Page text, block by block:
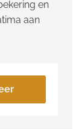
en
aan